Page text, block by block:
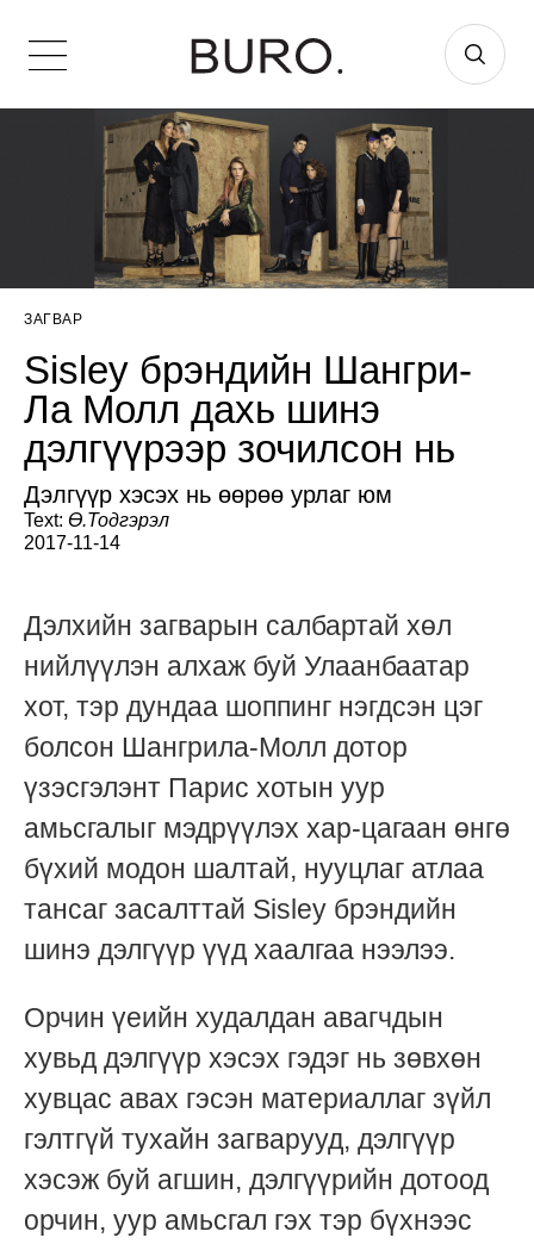
ЗАГВАР
Sisley брэндийн Шангри-
Ла Молл дахь шинэ
дэлгүүрээр зочилсон нь
Дэлгүүр хэсэх нь өөрөө урлаг юм
Text: Ө.Тодгэрэл
2017-11-14
Дэлхийн загварын салбартай хөл
нийлүүлэн алхаж буй Улаанбаатар
хот, тэр дундаа шоппинг нэгдсэн цэг
болсон Шангрила-Молл дотор
үзэсгэлэнт Парис хотын уур
амьсгалыг мэдрүүлэх хар-цагаан өнгө
бүхий модон шалтай, нууцлаг атлаа
тансаг засалттай Sisley брэндийн
шинэ дэлгүүр үүд хаалгаа нээлээ.
Орчин үеийн худалдан авагчдын
хувьд дэлгүүр хэсэх гэдэг нь зөвхөн
хувцас авах гэсэн материаллаг зүйл
гэлтгүй тухайн загварууд, дэлгүүр
хэсэж буй агшин, дэлгүүрийн дотоод
орчин, уур амьсгал гэх тэр бүхнээс